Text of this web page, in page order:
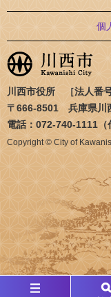
個
川西市役所 ［法人番
〒666-8501 兵庫県
電話：072-740-1111（
Copyright © City of